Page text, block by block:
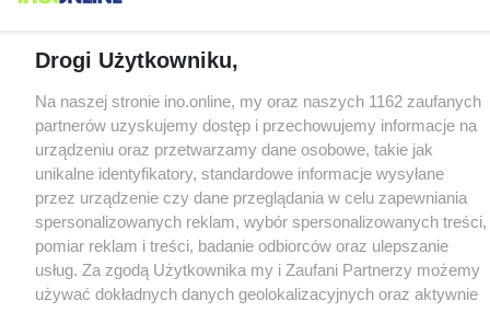
Drogi Użytkowniku,
Na naszej stronie ino.online, my oraz naszych 1162 zaufanych
partnerów uzyskujemy dostęp i przechowujemy informacje na
urządzeniu oraz przetwarzamy dane osobowe, takie jak
unikalne identyfikatory, standardowe informacje wysyłane
przez urządzenie czy dane przeglądania w celu zapewniania
spersonalizowanych reklam, wybór spersonalizowanych treści,
pomiar reklam i treści, badanie odbiorców oraz ulepszanie
usług. Za zgodą Użytkownika my i Zaufani Partnerzy możemy
używać dokładnych danych geolokalizacyjnych oraz aktywnie